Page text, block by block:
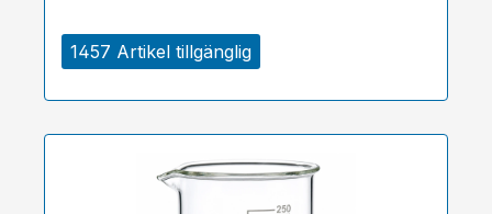
1457 Artikel tillgänglig